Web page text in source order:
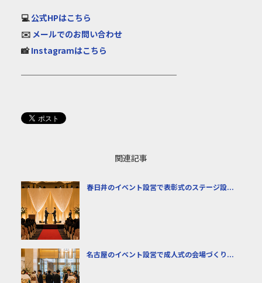
💻公式HPはこちら
✉️ メールでのお問い合わせ
📸Instagramはこちら
───────────────────
関連記事
春日井のイベント設営で表彰式のステージ設...
名古屋のイベント設営で成人式の会場づくり...